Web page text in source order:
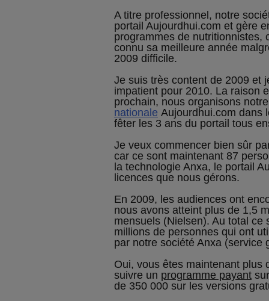
A titre professionnel, notre
portail Aujourdhui.com et gère
programmes de nutritionnistes,
connu sa meilleure année
2009 difficile.
Je suis très content de 2009 et
impatient pour 2010. La raison
prochain, nous organisons
nationale Aujourdhui.com dans
fêter les 3 ans du portail tous
Je veux commencer bien sûr
car ce sont maintenant 87
la technologie Anxa, le portail
licences que nous gérons.
En 2009, les audiences ont
nous avons atteint plus de 1,5
mensuels (Nielsen). Au total ce
millions de personnes qui ont
par notre société Anxa (service
Oui, vous êtes maintenant plus
suivre un programme payant
de 350 000 sur les versions